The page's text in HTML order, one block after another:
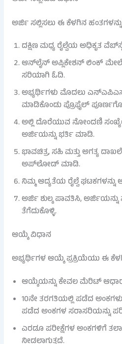
ಅರ್ಜಿ ಸಲ್ಲಿಸಲು ಈ ಕೆಳಗಿನ
ದಕ್ಷಿಣ ಮಧ್ಯ ರೈಲ್ವೆಯ ಅಧಿಕೃತ
ಆನ್‌ಲೈನ್ ಅಪ್ಲಿಕೇಶನ್ ಲಿಂಕ್ ಮೇಲೆ
ಸರಿಯಾಗಿ ಓದಿ.
ಅಭ್ಯರ್ಥಿಗಳು ಮೊದಲು
ಮಾಡಿಕೊಂಡು ಪ್ರೊಫೈಲ್
ಅಲ್ಲಿ ದೊರೆಯುವ ನೋಂದಣಿ
ಅರ್ಜಿಯನ್ನು ಭರ್ತಿ ಮಾಡಿ.
ಭಾವಚಿತ್ರ, ಸಹಿ ಮತ್ತು ಅಗತ್ಯ
ಅಪ್‌ಲೋಡ್ ಮಾಡಿ.
ನಿಮ್ಮ ಆದ್ಯತೆಯ ರೈಲ್ವೆ
ಅರ್ಜಿ ಶುಲ್ಕ ಪಾವತಿಸಿ,
ತೆಗೆದುಕೊಳ್ಳಿ.
ಆಯ್ಕೆ ವಿಧಾನ
ಅಭ್ಯರ್ಥಿಗಳ ಆಯ್ಕೆ ಪ್ರಕ್ರಿಯೆಯು ಈ
ಆಯ್ಕೆಯನ್ನು ಕೇವಲ ಮೆರಿಟ್
10ನೇ ತರಗತಿಯಲ್ಲಿ ಪಡೆದ
ಪಡೆದ ಅಂಕಗಳ ಸರಾಸರಿಯನ್ನು
ಎರಡೂ ಪರೀಕ್ಷೆಗಳ ಅಂಕಗಳಿಗೆ
ನೀಡಲಾಗುತ್ತದೆ.